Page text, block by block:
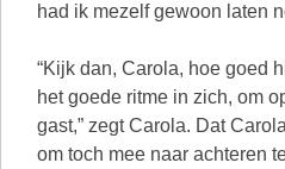
had ik mezelf gewoon laten
“Kijk dan, Carola, hoe goed
het goede ritme in zich, om
gast,” zegt Carola. Dat
om toch mee naar achteren